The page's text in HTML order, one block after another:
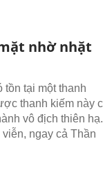
nhờ nhặt
tồn tại một thanh
thanh kiếm này
vô địch thiên hạ.
ngay cả Thần